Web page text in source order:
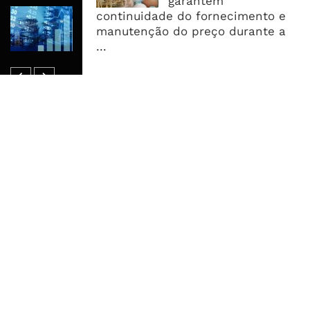
continuidade do fornecimento e
manutenção do preço durante a
...
Dívida Pública Sobe Para 75,2% do
PIB e Pressão Desloca-se Para o